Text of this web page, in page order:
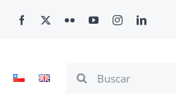
Search